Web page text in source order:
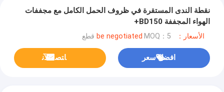
نقطة الندى المستقرة في ظروف الحمل الكامل مع مجففات
الهواء المجففة BD150+
الأسعار：be negotiated MOQ：5 قطع
افضل سعر ﺎﺘﺼﻟ ﺍﻶﻧ